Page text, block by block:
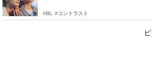
#BL #コントラスト